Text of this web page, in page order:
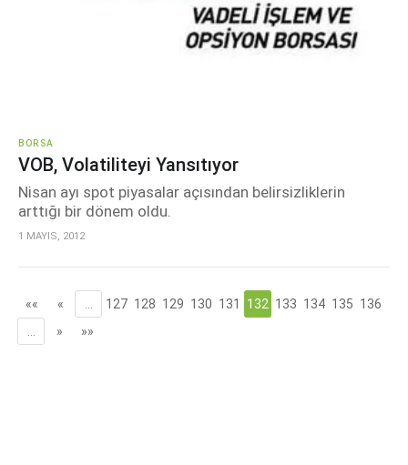
BORSA
VOB, Volatiliteyi Yansıtıyor
Nisan ayı spot piyasalar açısından belirsizliklerin
arttığı bir dönem oldu.
1 MAYIS, 2012
«« « 127 128 129 130 131 132 133 134 135 136
» »»